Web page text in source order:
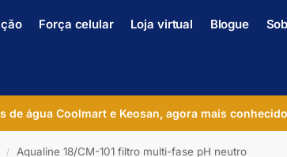
Força celular Loja virtual Blogue
de água Coolmart e Keosan, agora mais
/ Aqualine 18/CM-101 filtro multi-fase pH neutro